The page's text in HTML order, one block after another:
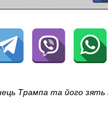
Трампа та його зять